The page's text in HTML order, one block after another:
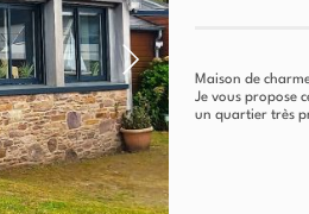
Maison de
Je vous propose
un quartier très